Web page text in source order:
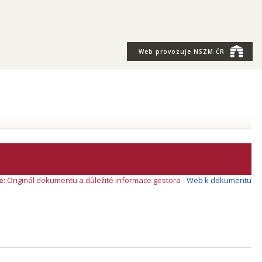
Web provozuje NSZM ČR
Originál dokumentu a důležité informace gestora -Web k dokumentu